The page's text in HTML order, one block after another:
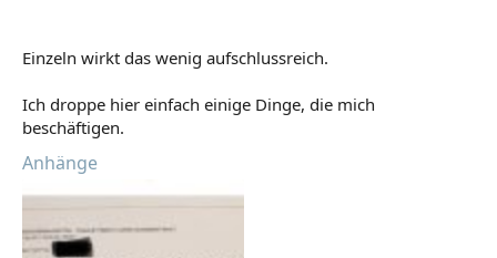
Einzeln wirkt das wenig aufschlussreich.
Ich droppe hier einfach einige Dinge, die mich
beschäftigen.
Anhänge